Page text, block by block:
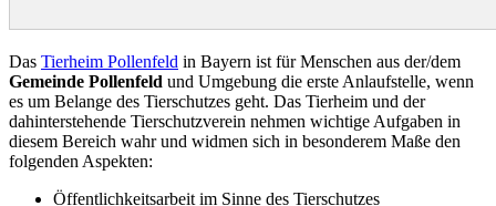
Das Tierheim Pollenfeld in Bayern ist für Menschen aus der/dem
Gemeinde Pollenfeld und Umgebung die erste Anlaufstelle, wenn
es um Belange des Tierschutzes geht. Das Tierheim und der
dahinterstehende Tierschutzverein nehmen wichtige Aufgaben in
diesem Bereich wahr und widmen sich in besonderem Maße den
folgenden Aspekten:
Öffentlichkeitsarbeit im Sinne des Tierschutzes